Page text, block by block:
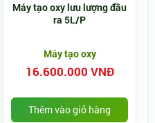
Máy tạo oxy lưu lượng đầu
ra 5L/P
Máy tạo oxy
16.600.000 VNĐ
Thêm vào giỏ hàng